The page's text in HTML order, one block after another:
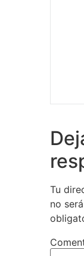
Tu
no